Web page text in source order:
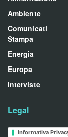
Ambiente
Comunicati
Stampa
Energia
Europa
Interviste
Legal
Informativa